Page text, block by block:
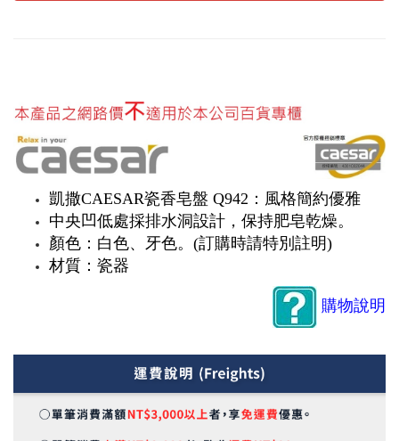
凱撒CAESAR瓷香皂盤 Q942：風格簡約優雅
中央凹低處採排水洞設計，保持肥皂乾燥。
顏色：白色、牙色。(訂購時請特別註明)
材質：瓷器
購物說明